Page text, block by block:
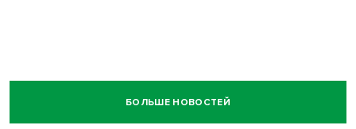
БОЛЬШЕ НОВОСТЕЙ